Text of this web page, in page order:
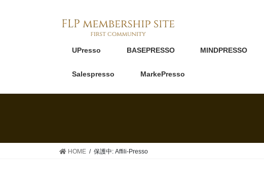
UPresso BASEPRESSO MINDPRESSO
Salespresso MarkePresso
HOME 保護中: Affili-Presso